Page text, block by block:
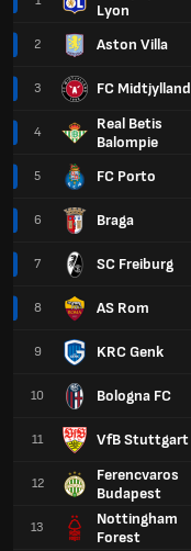
Lyon
2 Aston Villa
3 FC Midtjylland
4
Real Betis
Balompie
5 FC Porto
6 Braga
7 SC Freiburg
8 AS Rom
9 KRC Genk
10 Bologna FC
11 VfB Stuttgart
12
Ferencvaros
Budapest
13
Nottingham
Forest